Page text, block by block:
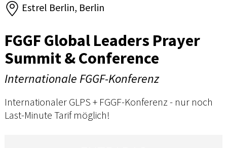
Estrel Berlin, Berlin
FGGF Global Leaders Prayer
Summit & Conference
Internationale FGGF-Konferenz
Internationaler GLPS + FGGF-Konferenz - nur noch
Last-Minute Tarif möglich!